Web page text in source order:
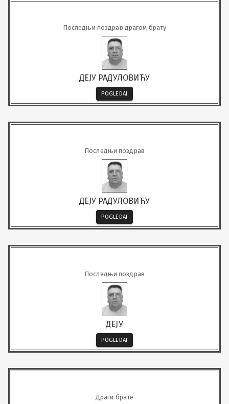
Последњи поздрав драгом брату
ДЕЈУ РАДУЛОВИЋУ
POGLEDAJ
Последњи поздрав
ДЕЈУ РАДУЛОВИЋУ
POGLEDAJ
Последњи поздрав
ДЕЈУ
POGLEDAJ
Драги брате